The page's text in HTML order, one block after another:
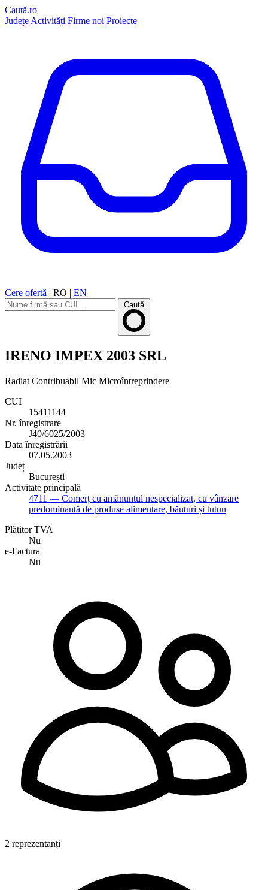
Caută.ro
Județe Activități Firme noi Proiecte
Cere ofertă | RO | EN
Caută
IRENO IMPEX 2003 SRL
Radiat Contribuabil Mic Microîntreprindere
CUI
15411144
Nr. înregistrare
J40/6025/2003
Data înregistrării
07.05.2003
Județ
București
Activitate principală
4711 — Comerț cu amănuntul nespecializat, cu vânzare
predominantă de produse alimentare, băuturi și tutun
Plătitor TVA
Nu
e-Factura
Nu
2 reprezentanți